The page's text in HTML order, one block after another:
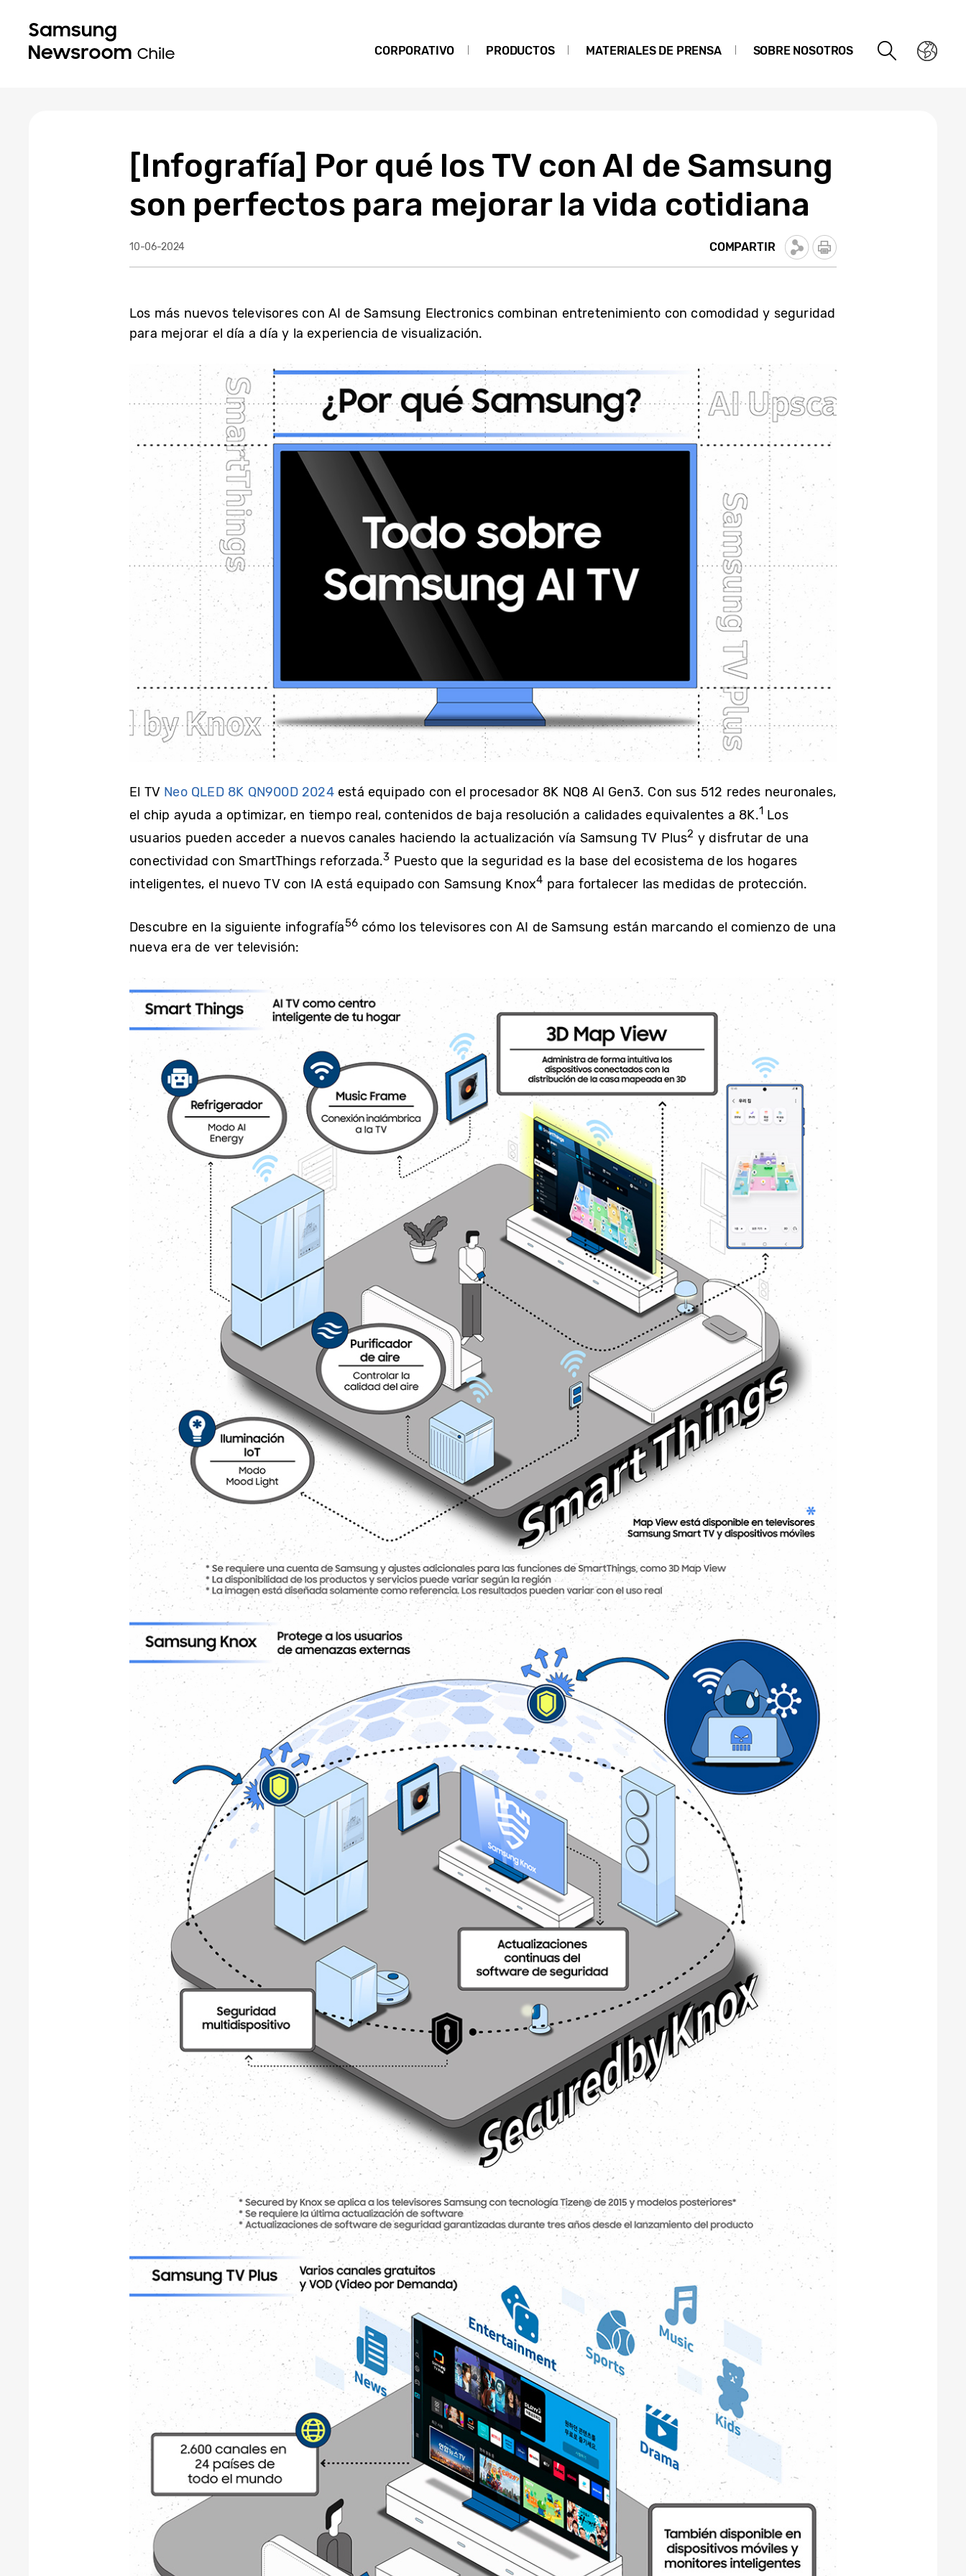
CORPORATIVO PRODUCTOS MATERIALES DE PRENSA SOBRE NOSOTROS
[Infografía] Por qué los TV con AI de Samsung
son perfectos para mejorar la vida cotidiana
10-06-2024 COMPARTIR
Los más nuevos televisores con AI de Samsung Electronics combinan entretenimiento con comodidad y seguridad
para mejorar el día a día y la experiencia de visualización.
El TV Neo QLED 8K QN900D 2024está equipado con el procesador 8K NQ8 AI Gen3. Con sus 512 redes neuronales,
el chip ayuda a optimizar, en tiempo real, contenidos de baja resolución a calidades equivalentes a 8K.1 Los
usuarios pueden acceder a nuevos canales haciendo la actualización vía Samsung TV Plus2 y disfrutar de una
conectividad con SmartThings reforzada.3 Puesto que la seguridad es la base del ecosistema de los hogares
inteligentes, el nuevo TV con IA está equipado con Samsung Knox4 para fortalecer las medidas de protección.
Descubre en la siguiente infografía56 cómo los televisores con AI de Samsung están marcando el comienzo de una
nueva era de ver televisión: